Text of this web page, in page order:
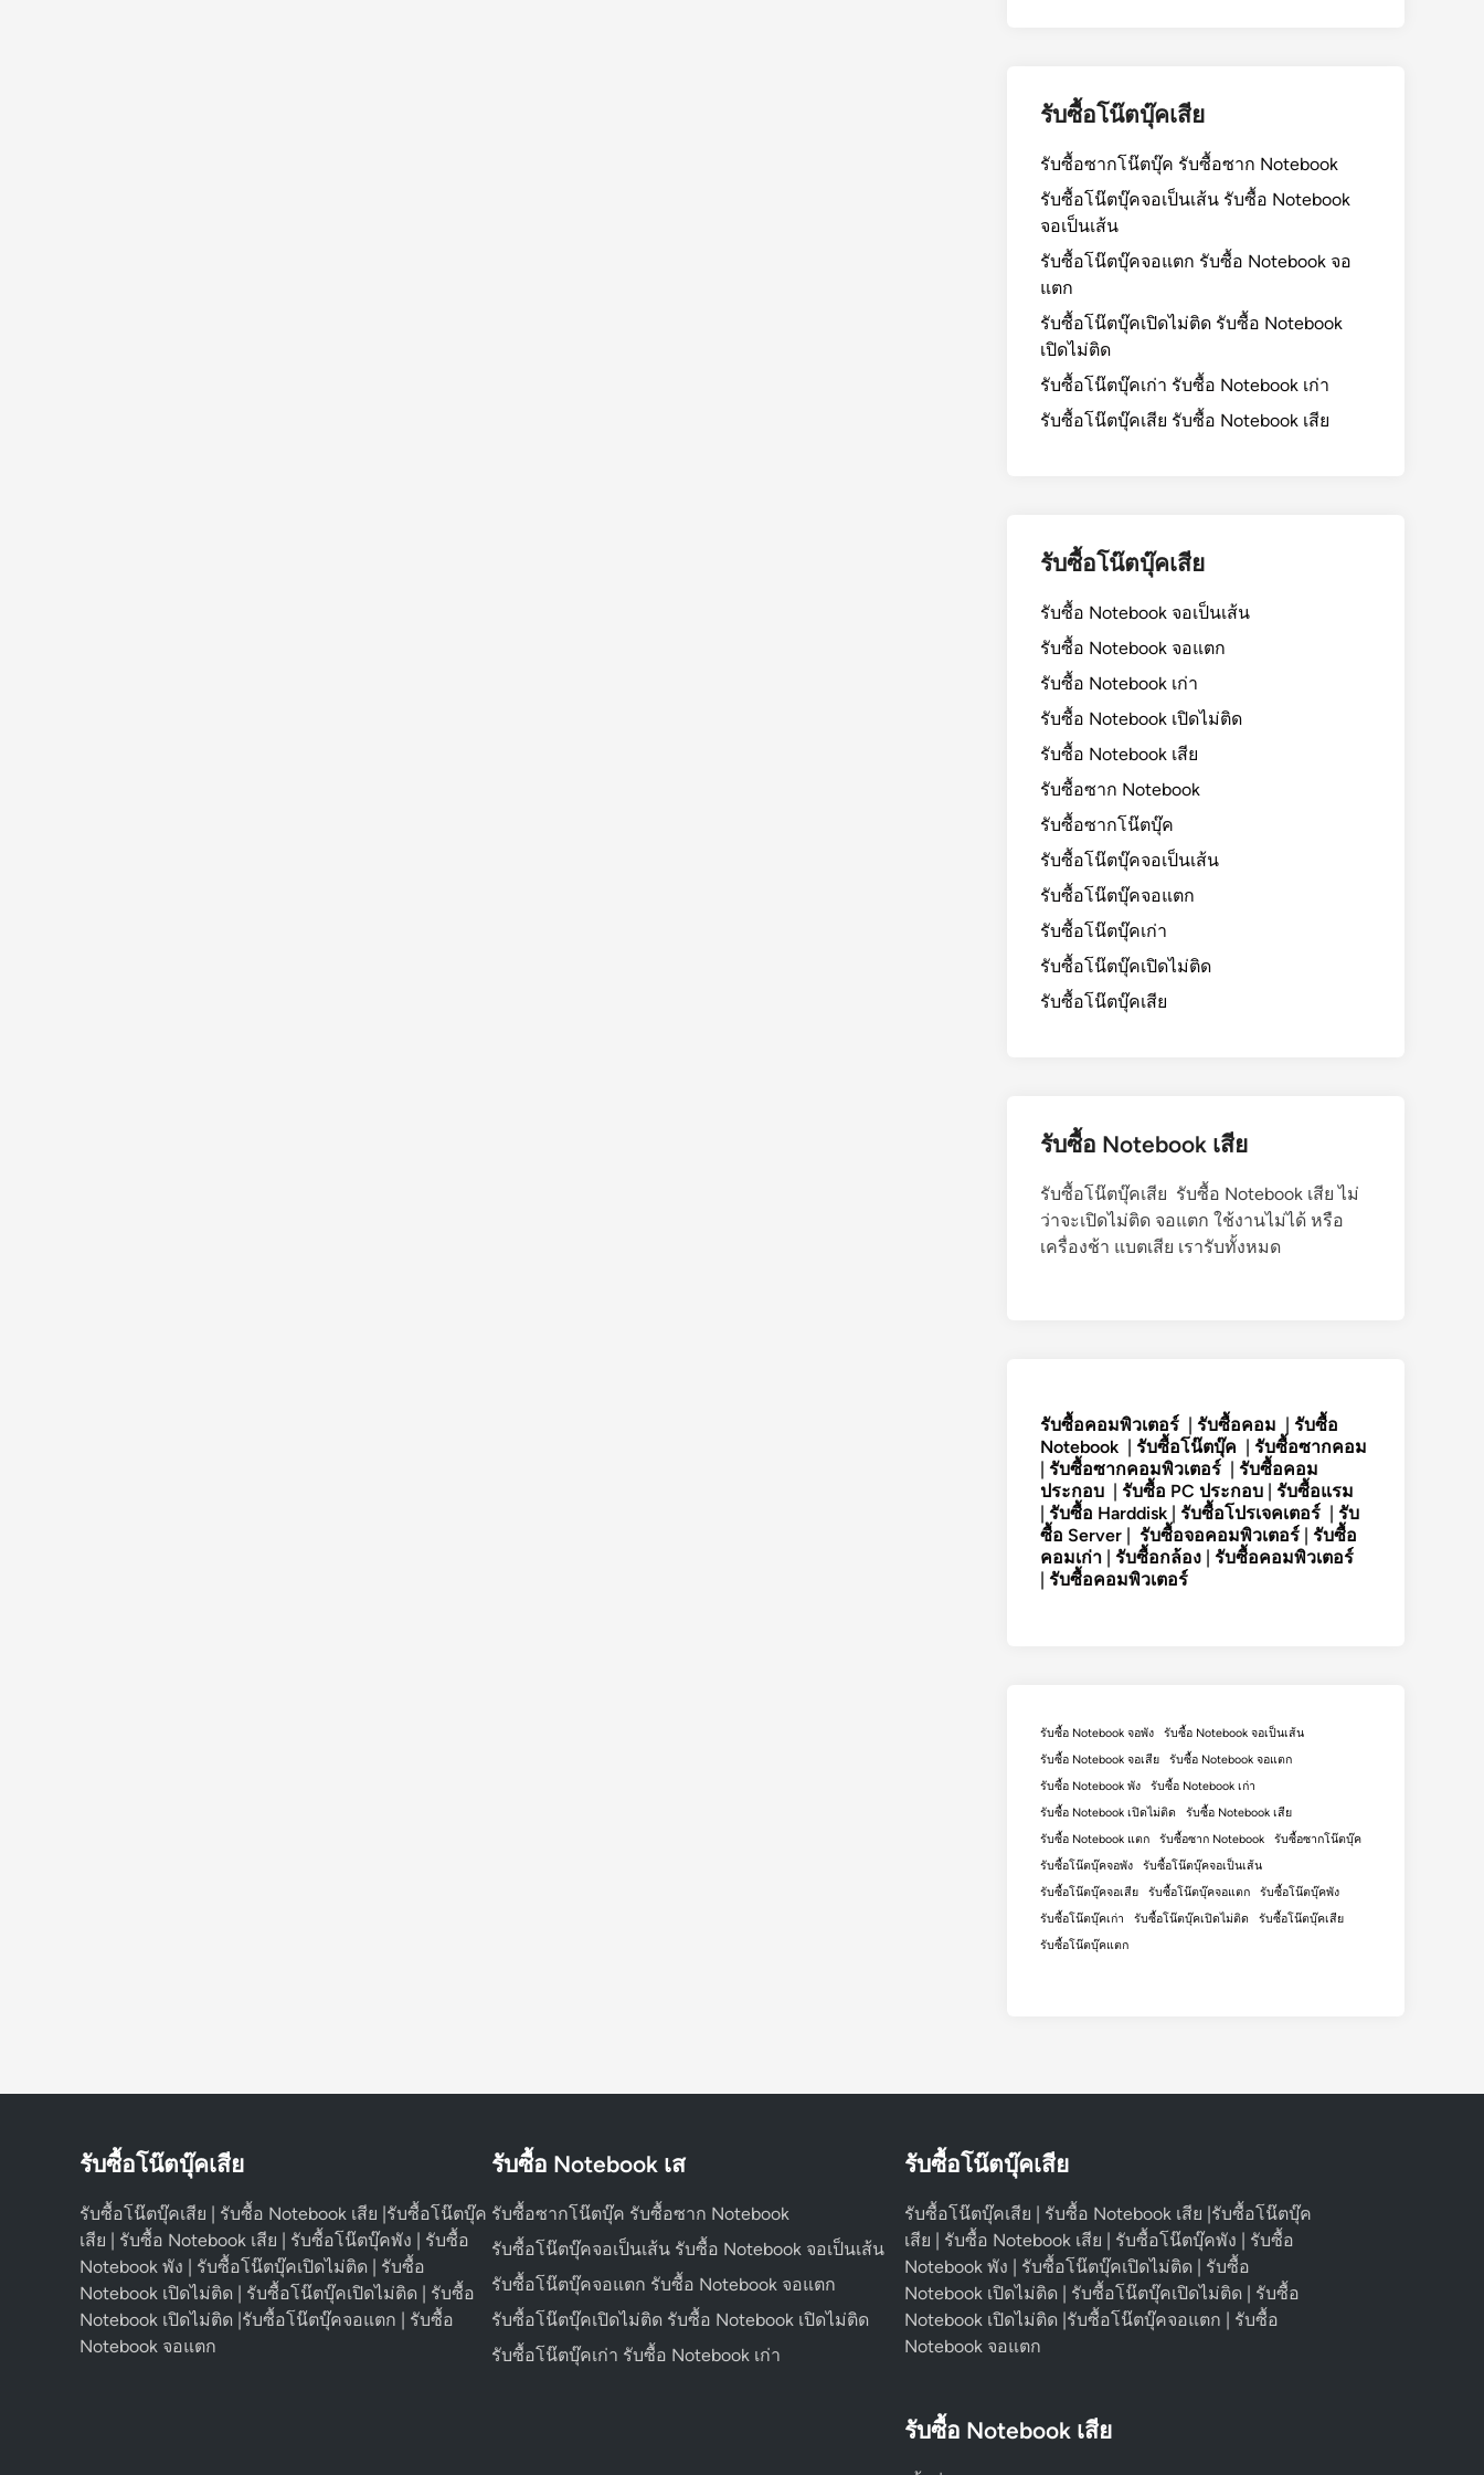
รับซื้อโน๊ตบุ๊คเสีย
รับซื้อซากโน๊ตบุ๊ค รับซื้อซาก Notebook
รับซื้อโน๊ตบุ๊คจอเป็นเส้น รับซื้อ Notebook
จอเป็นเส้น
รับซื้อโน๊ตบุ๊คจอแตก รับซื้อ Notebook จอ
แตก
รับซื้อโน๊ตบุ๊คเปิดไม่ติด รับซื้อ Notebook
เปิดไม่ติด
รับซื้อโน๊ตบุ๊คเก่า รับซื้อ Notebook เก่า
รับซื้อโน๊ตบุ๊คเสีย รับซื้อ Notebook เสีย
รับซื้อโน๊ตบุ๊คเสีย
รับซื้อ Notebook จอเป็นเส้น
รับซื้อ Notebook จอแตก
รับซื้อ Notebook เก่า
รับซื้อ Notebook เปิดไม่ติด
รับซื้อ Notebook เสีย
รับซื้อซาก Notebook
รับซื้อซากโน๊ตบุ๊ค
รับซื้อโน๊ตบุ๊คจอเป็นเส้น
รับซื้อโน๊ตบุ๊คจอแตก
รับซื้อโน๊ตบุ๊คเก่า
รับซื้อโน๊ตบุ๊คเปิดไม่ติด
รับซื้อโน๊ตบุ๊คเสีย
รับซื้อ Notebook เสีย
รับซื้อโน๊ตบุ๊คเสีย รับซื้อ Notebook เสีย ไม่
ว่าจะเปิดไม่ติด จอแตก ใช้งานไม่ได้ หรือ
เครื่องช้า แบตเสีย เรารับทั้งหมด
รับซื้อคอมพิวเตอร์ | รับซื้อคอม | รับซื้อ
Notebook | รับซื้อโน๊ตบุ๊ค | รับซื้อซากคอม
| รับซื้อซากคอมพิวเตอร์ | รับซื้อคอม
ประกอบ | รับซื้อ PC ประกอบ | รับซื้อแรม
| รับซื้อ Harddisk | รับซื้อโปรเจคเตอร์ | รับ
ซื้อ Server | รับซื้อจอคอมพิวเตอร์ | รับซื้อ
คอมเก่า | รับซื้อกล้อง | รับซื้อคอมพิวเตอร์
| รับซื้อคอมพิวเตอร์
รับซื้อ Notebook จอพัง
รับซื้อ Notebook จอเป็นเส้น
รับซื้อ Notebook จอเสีย
รับซื้อ Notebook จอแตก
รับซื้อ Notebook พัง
รับซื้อ Notebook เก่า
รับซื้อ Notebook เปิดไม่ติด
รับซื้อ Notebook เสีย
รับซื้อ Notebook แตก
รับซื้อซาก Notebook
รับซื้อซากโน๊ตบุ๊ค
รับซื้อโน๊ตบุ๊คจอพัง
รับซื้อโน๊ตบุ๊คจอเป็นเส้น
รับซื้อโน๊ตบุ๊คจอเสีย
รับซื้อโน๊ตบุ๊คจอแตก
รับซื้อโน๊ตบุ๊คพัง
รับซื้อโน๊ตบุ๊คเก่า
รับซื้อโน๊ตบุ๊คเปิดไม่ติด
รับซื้อโน๊ตบุ๊คเสีย
รับซื้อโน๊ตบุ๊คแตก
รับซื้อโน๊ตบุ๊คเสีย
รับซื้อโน๊ตบุ๊คเสีย | รับซื้อ Notebook เสีย |รับซื้อโน๊ตบุ๊ค
เสีย | รับซื้อ Notebook เสีย | รับซื้อโน๊ตบุ๊คพัง | รับซื้อ
Notebook พัง | รับซื้อโน๊ตบุ๊คเปิดไม่ติด | รับซื้อ
Notebook เปิดไม่ติด | รับซื้อโน๊ตบุ๊คเปิดไม่ติด | รับซื้อ
Notebook เปิดไม่ติด |รับซื้อโน๊ตบุ๊คจอแตก | รับซื้อ
Notebook จอแตก
รับซื้อ Notebook เส
รับซื้อซากโน๊ตบุ๊ค รับซื้อซาก Notebook
รับซื้อโน๊ตบุ๊คจอเป็นเส้น รับซื้อ Notebook จอเป็นเส้น
รับซื้อโน๊ตบุ๊คจอแตก รับซื้อ Notebook จอแตก
รับซื้อโน๊ตบุ๊คเปิดไม่ติด รับซื้อ Notebook เปิดไม่ติด
รับซื้อโน๊ตบุ๊คเก่า รับซื้อ Notebook เก่า
รับซื้อโน๊ตบุ๊คเสีย
รับซื้อโน๊ตบุ๊คเสีย | รับซื้อ Notebook เสีย |รับซื้อโน๊ตบุ๊ค
เสีย | รับซื้อ Notebook เสีย | รับซื้อโน๊ตบุ๊คพัง | รับซื้อ
Notebook พัง | รับซื้อโน๊ตบุ๊คเปิดไม่ติด | รับซื้อ
Notebook เปิดไม่ติด | รับซื้อโน๊ตบุ๊คเปิดไม่ติด | รับซื้อ
Notebook เปิดไม่ติด |รับซื้อโน๊ตบุ๊คจอแตก | รับซื้อ
Notebook จอแตก
รับซื้อ Notebook เสีย